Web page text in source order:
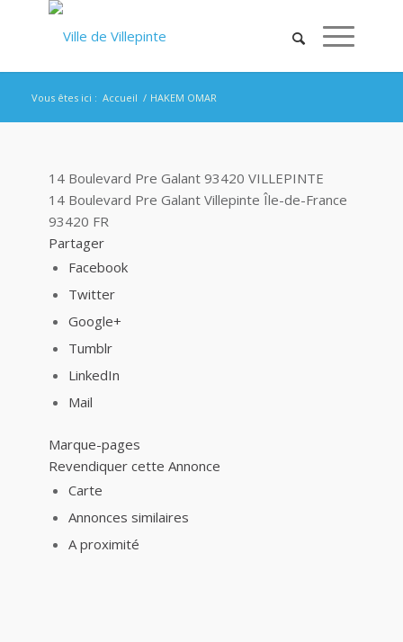
Vous êtes ici : Accueil / HAKEM OMAR
14 Boulevard Pre Galant 93420 VILLEPINTE
14 Boulevard Pre Galant Villepinte Île-de-France
93420 FR
Partager
Facebook
Twitter
Google+
Tumblr
LinkedIn
Mail
Marque-pages
Revendiquer cette Annonce
Carte
Annonces similaires
A proximité